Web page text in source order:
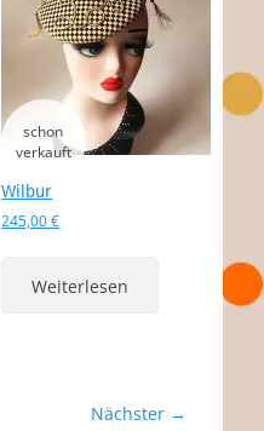
Wilbur
245,00€
Weiterlesen
Nächster →